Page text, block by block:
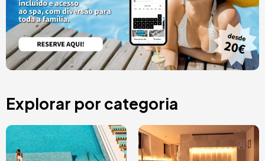
Explorar por categoria